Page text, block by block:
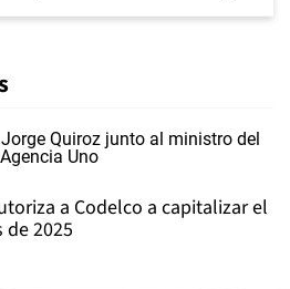
a Codelco a capitalizar el
2025